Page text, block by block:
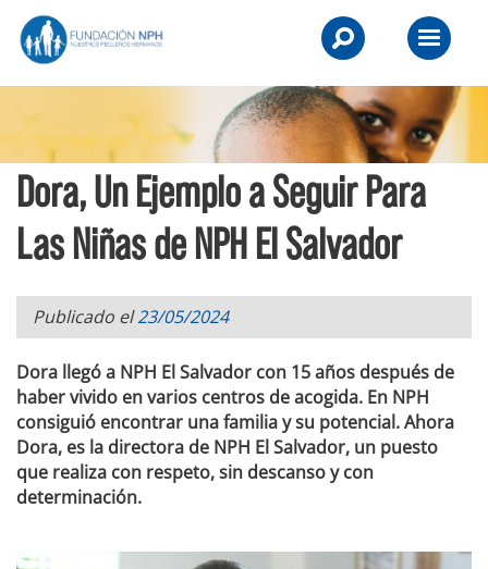
content
NPH
UK
Raising
Children,
Transforming
Lives.
Primary
Menu
Dora, Un Ejemplo a Seguir Para
Las Niñas de NPH El Salvador
Publicado el23/05/2024
Dora llegó a NPH El Salvador con 15 años después de
haber vivido en varios centros de acogida. En NPH
consiguió encontrar una familia y su potencial. Ahora
Dora, es la directora de NPH El Salvador, un puesto
que realiza con respeto, sin descanso y con
determinación.